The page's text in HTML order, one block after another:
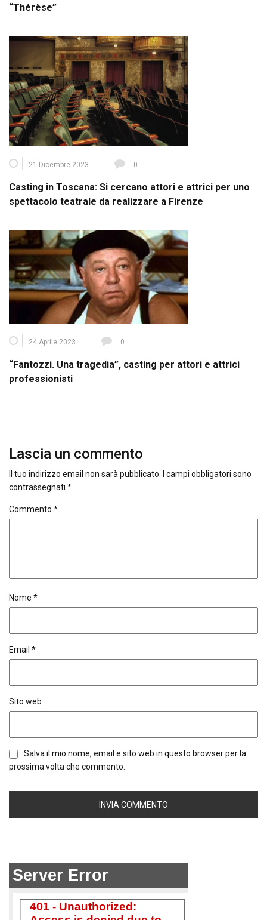
“Thérèse”
21 Dicembre 2023 0
Casting in Toscana: Si cercano attori e attrici per uno
spettacolo teatrale da realizzare a Firenze
24 Aprile 2023 0
“Fantozzi. Una tragedia”, casting per attori e attrici
professionisti
Lascia un commento
Il tuo indirizzo email non sarà pubblicato.
I campi obbligatori sono
contrassegnati *
Commento *
Nome *
Email *
Sito web
Salva il mio nome, email e sito web in questo browser per la
prossima volta che commento.